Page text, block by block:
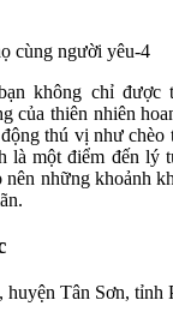
không chỉ được
của thiên nhiên
thú vị như chèo
là một điểm đến lý
nên những khoảnh
Tân Sơn, tỉnh